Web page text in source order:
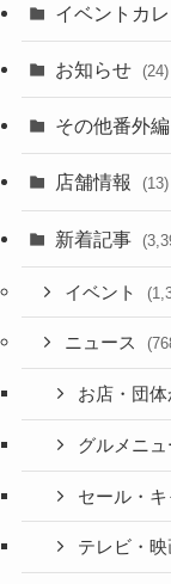
イベントカ
お知らせ (24)
その他番外編
店舗情報 (13)
新着記事
イベント
ニュース
お店・団
グルメニュ
セール・
テレビ・